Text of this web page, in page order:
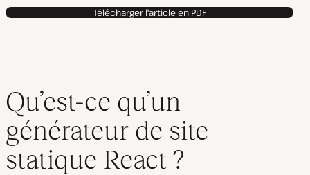
Télécharger l'article en PDF
Qu’est-ce qu’un
générateur de site
statique React ?